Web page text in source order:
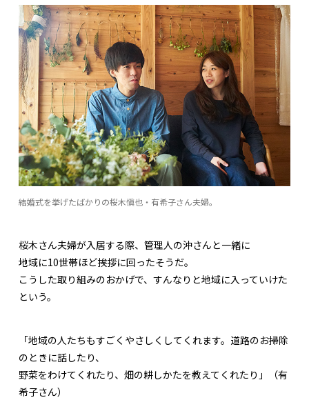
結婚式を挙げたばかりの桜木愼也・有希子さん夫婦。
桜木さん夫婦が入居する際、管理人の沖さんと一緒に
地域に10世帯ほど挨拶に回ったそうだ。
こうした取り組みのおかげで、すんなりと地域に入っていけた
という。
「地域の人たちもすごくやさしくしてくれます。道路のお掃除
のときに話したり、
野菜をわけてくれたり、畑の耕しかたを教えてくれたり」（有
希子さん）